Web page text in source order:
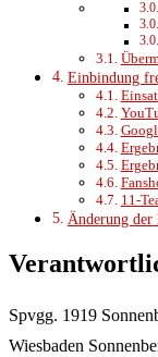
Einbindung
11-
Änderung der
Spvgg. 1919
Wiesbaden